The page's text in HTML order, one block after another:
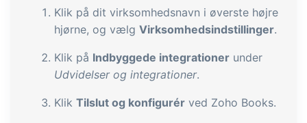
bæredygtig og certificeret
fødevarevirksomhed
B2B Commerce
B2B Commerce kan fungere som
Klik på dit virksomhedsnavn i øverste højre
hjørne, og vælg Virksomhedsindstillinger.
Klik på Indbyggede integrationer under
Udvidelser og integrationer.
Klik Tilslut og konfigurér ved Zoho Books.